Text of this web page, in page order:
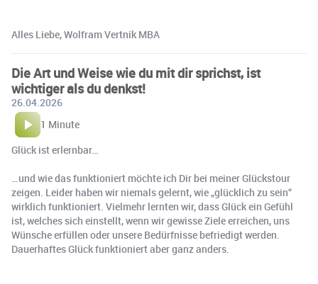
Alles Liebe, Wolfram Vertnik MBA
Die Art und Weise wie du mit dir sprichst, ist
wichtiger als du denkst!
26.04.2026
1 Minute
Glück ist erlernbar…
…und wie das funktioniert möchte ich Dir bei meiner Glückstour
zeigen. Leider haben wir niemals gelernt, wie „glücklich zu sein“
wirklich funktioniert. Vielmehr lernten wir, dass Glück ein Gefühl
ist, welches sich einstellt, wenn wir gewisse Ziele erreichen, uns
Wünsche erfüllen oder unsere Bedürfnisse befriedigt werden.
Dauerhaftes Glück funktioniert aber ganz anders.